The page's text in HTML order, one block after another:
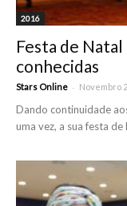
2016
Festa de Natal
conhecidas
Stars Online - Novembro
Dando continuidade
uma vez, a sua festa